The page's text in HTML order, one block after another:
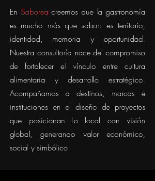
En Saborea creemos que la gastronomía
es mucho más que sabor: es territorio,
identidad, memoria y oportunidad.
Nuestra consultoría nace del compromiso
de fortalecer el vínculo entre cultura
alimentaria y desarrollo estratégico.
Acompañamos a destinos, marcas e
instituciones en el diseño de proyectos
que posicionan lo local con visión
global, generando valor económico,
social y simbólico